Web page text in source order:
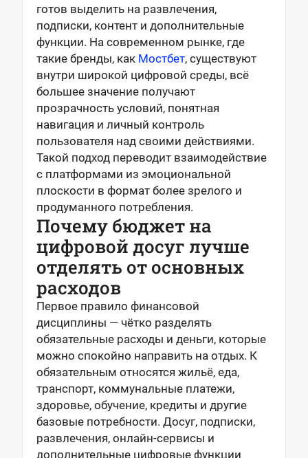
готов выделить на развлечения,
подписки, контент и дополнительные
функции. На современном рынке, где
такие бренды, как Мостбет, существуют
внутри широкой цифровой среды, всё
большее значение получают
прозрачность условий, понятная
навигация и личный контроль
пользователя над своими действиями.
Такой подход переводит взаимодействие
с платформами из эмоциональной
плоскости в формат более зрелого и
продуманного потребления.
Почему бюджет на
цифровой досуг лучше
отделять от основных
расходов
Первое правило финансовой
дисциплины — чётко разделять
обязательные расходы и деньги, которые
можно спокойно направить на отдых. К
обязательным относятся жильё, еда,
транспорт, коммунальные платежи,
здоровье, обучение, кредиты и другие
базовые потребности. Досуг, подписки,
развлечения, онлайн-сервисы и
дополнительные цифровые функции